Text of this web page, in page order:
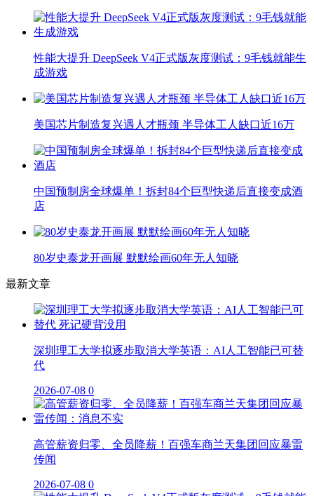
性能大提升 DeepSeek V4正式版灰度测试：9毛钱就能生
成游戏
美国芯片制造复兴遇人才瓶颈 半导体工人缺口近16万
中国预制房全球爆单！拆封84个巨型快递后直接变成酒
店
80岁史泰龙开画展 默默绘画60年无人知晓
最新文章
深圳理工大学拟逐步取消大学英语：AI人工智能已可替
代
2026-07-08 0
高管薪资归零、全员降薪！百强车商兰天集团回应暴雷
传闻
2026-07-08 0